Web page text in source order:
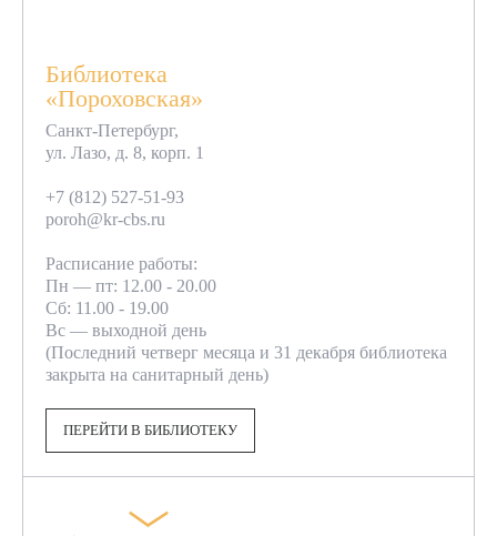
Библиотека
«Пороховская»
Санкт-Петербург,
ул. Лазо, д. 8, корп. 1
+7 (812) 527-51-93
poroh@kr-cbs.ru
Расписание работы:
Пн — пт: 12.00 - 20.00
Сб: 11.00 - 19.00
Вс — выходной день
(Последний четверг месяца и 31 декабря библиотека
закрыта на санитарный день)
ПЕРЕЙТИ В БИБЛИОТЕКУ